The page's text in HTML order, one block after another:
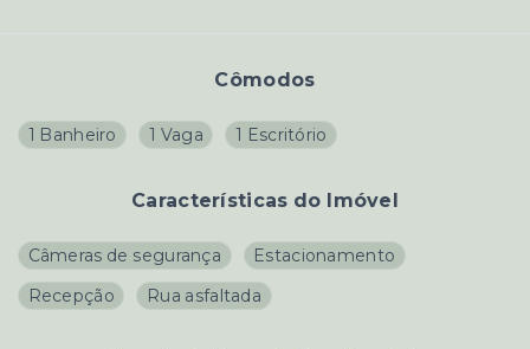
Cômodos
1 Banheiro 1 Vaga 1 Escritório
Características do Imóvel
Câmeras de segurança
Estacionamento
Recepção
Rua asfaltada